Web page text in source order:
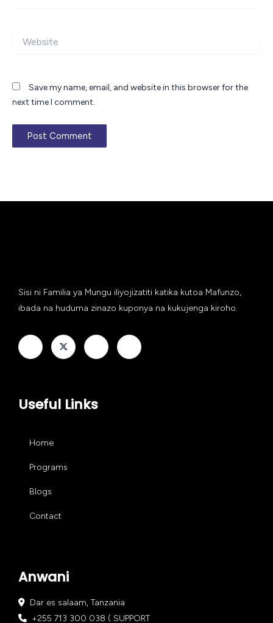
Save my name, email, and website in this browser for the
next time I comment.
Sisi ni Familia ya Mungu iliyojizatiti katika kutoa Mafunzo,
ibada na huduma zinazo kuponya na kukujenga kiroho.
Useful Links
Home
Programs
Blogs
Contact
Anwani
Dar es salaam, Tanzania
+255 713 300 038 ( SUPPORT